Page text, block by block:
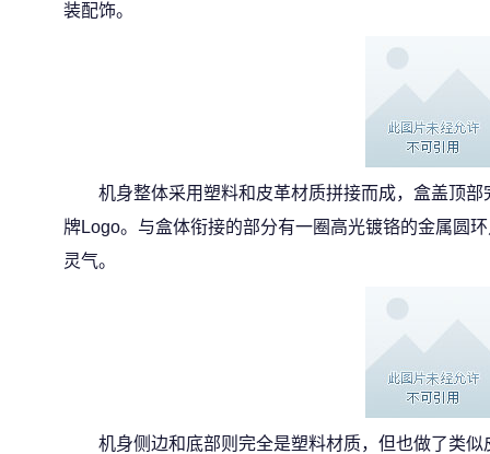
装配饰。
机身整体采用塑料和皮革材质拼接而成，盒盖顶
牌Logo。与盒体衔接的部分有一圈高光镀铬的金属圆
灵气。
机身侧边和底部则完全是塑料材质，但也做了类